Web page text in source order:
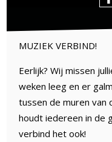
MUZIEK VERBIND!
Eerlijk? Wij missen
weken leeg en er
tussen de muren van
houdt iedereen in de
verbind het ook!